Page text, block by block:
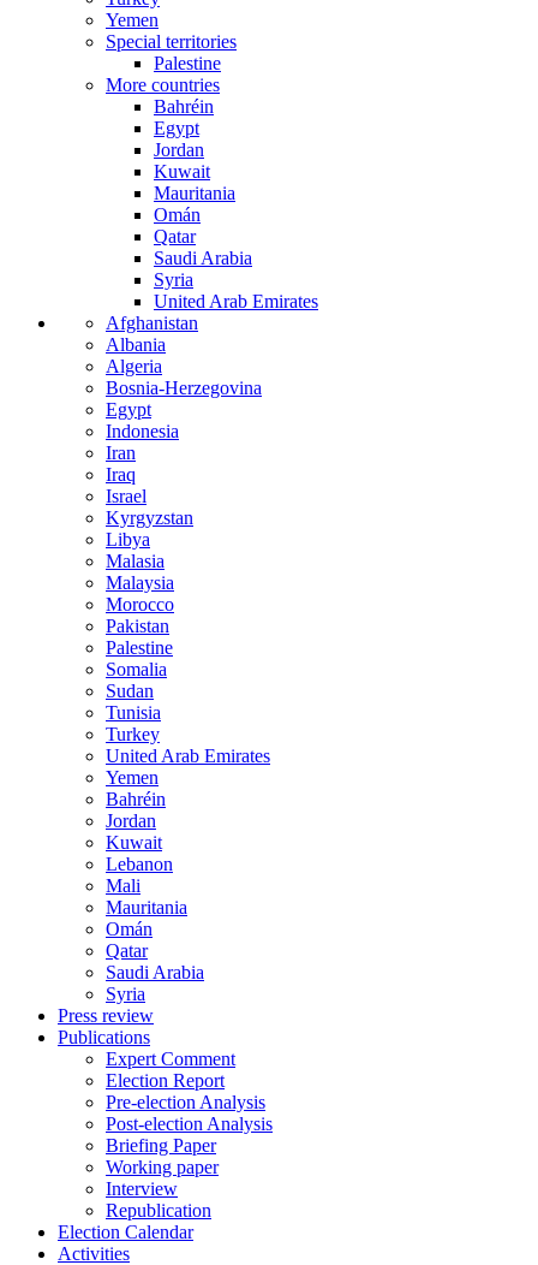
Yemen
Special territories
Palestine
More countries
Bahréin
Egypt
Jordan
Kuwait
Mauritania
Omán
Qatar
Saudi Arabia
Syria
United Arab Emirates
Afghanistan
Albania
Algeria
Bosnia-Herzegovina
Egypt
Indonesia
Iran
Iraq
Israel
Kyrgyzstan
Libya
Malasia
Malaysia
Morocco
Pakistan
Palestine
Somalia
Sudan
Tunisia
Turkey
United Arab Emirates
Yemen
Bahréin
Jordan
Kuwait
Lebanon
Mali
Mauritania
Omán
Qatar
Saudi Arabia
Syria
Press review
Publications
Expert Comment
Election Report
Pre-election Analysis
Post-election Analysis
Briefing Paper
Working paper
Interview
Republication
Election Calendar
Activities